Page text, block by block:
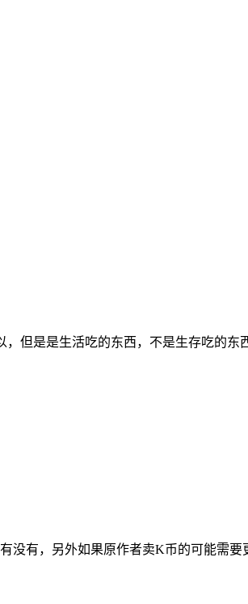
但是是生活吃的东西，不是生存吃的东
没有，另外如果原作者卖K币的可能需